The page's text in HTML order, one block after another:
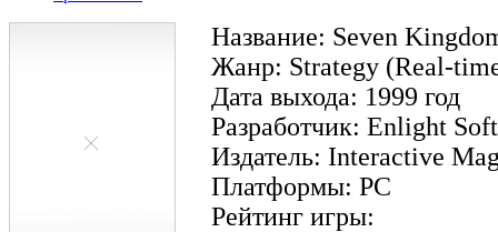
Название: Seven
Жанр: Strategy (Real-
Дата выхода: 1999 год
Разработчик: Enlight
Издатель: Interactive
Платформы: PC
Рейтинг игры: